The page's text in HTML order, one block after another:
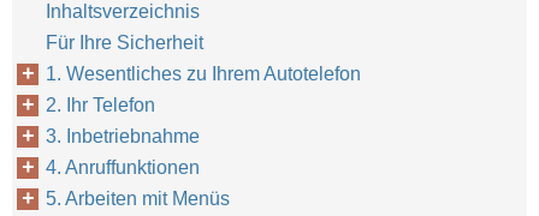
Inhaltsverzeichnis
Für Ihre Sicherheit
1. Wesentliches zu Ihrem Autotelefon
2. Ihr Telefon
3. Inbetriebnahme
4. Anruffunktionen
5. Arbeiten mit Menüs